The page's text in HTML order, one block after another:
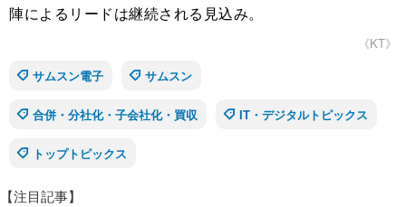
陣によるリードは継続される見込み。
《KT》
サムスン電子
サムスン
合併・分社化・子会社化・買収 IT・デジタルトピックス
トップトピックス
【注目記事】